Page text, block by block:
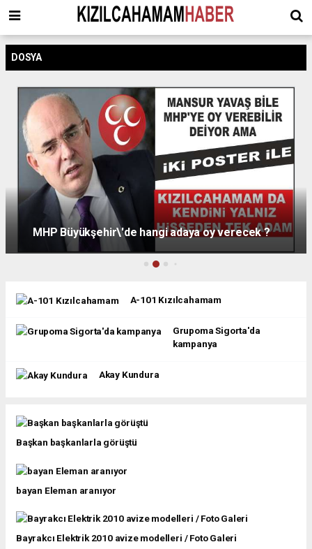
DOSYA
MHP Büyükşehir\'de hangi adaya oy verecek ?
A-101 Kızılcahamam
Grupoma Sigorta'da
kampanya
Akay Kundura
Başkan başkanlarla görüştü
bayan Eleman aranıyor
Bayrakcı Elektrik 2010 avize modelleri / Foto Galeri